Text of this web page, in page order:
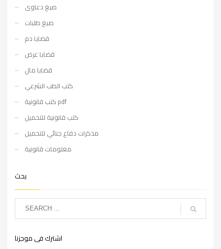
صيغ دعاوى
صيغ طلبات
قضايا دم
قضايا عرض
قضايا مال
كتب الطب الشرعي
كتب قانونية pdf
كتب قانونية للتحميل
مذكرات دفاع جنائي للتحميل
معلومات قانونية
بحث
اشترك فى موجزنا